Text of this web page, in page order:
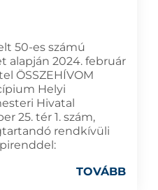
50-es számú
alapján 2024. február
ÖSSZEHÍVOM
Helyi
Hivatal
25. tér 1. szám,
rendkívüli
TOVÁBB